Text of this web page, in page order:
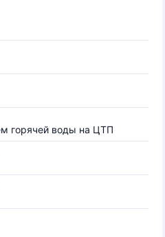
горячей воды на ЦТП